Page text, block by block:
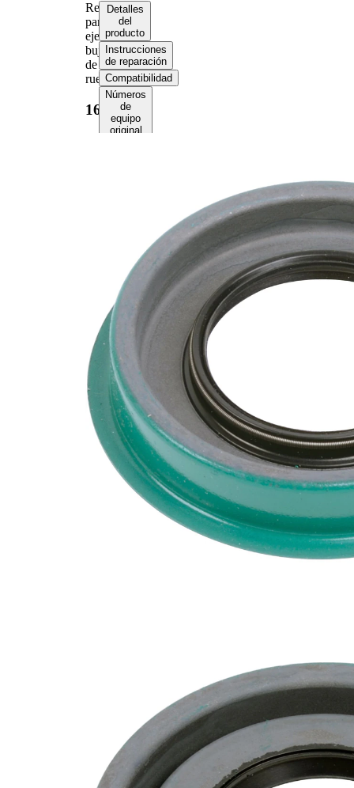
Retén
para
ejes,
buje
de
rueda
16146
Detalles
del
producto
Instrucciones
de reparación
Compatibilidad
Números
de
equipo
original
Valor
2.849
0.5 in
Bore
2.841
in
Boretite
1.6180
Lista de piezas
Nombre
del
artículo
Número
artículo
Cantidad
Junta
SKFSG-
538672